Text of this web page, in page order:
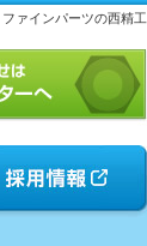
ファインパーツの西精工